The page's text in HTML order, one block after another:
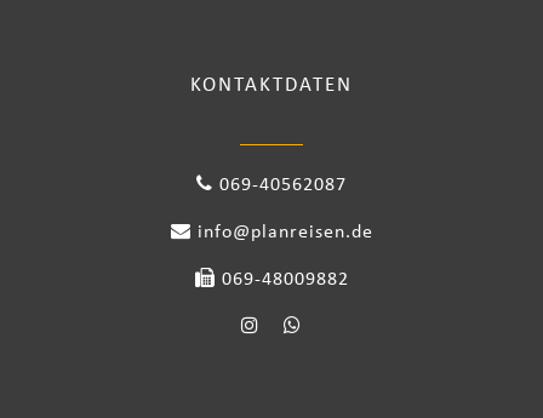
KONTAKTDATEN
069-40562087
info@planreisen.de
069-48009882